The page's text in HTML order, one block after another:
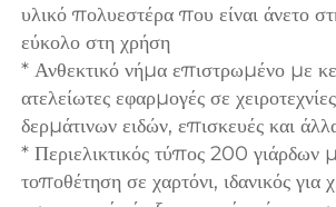
υλικό πολυεστέρα που είναι άνετο
εύκολο στη χρήση
* Ανθεκτικό νήμα επιστρωμένο με
ατελείωτες εφαρμογές σε
δερμάτινων ειδών, επισκευές και
* Περιελικτικός τύπος 200 γιάρδων
τοποθέτηση σε χαρτόνι, ιδανικός για